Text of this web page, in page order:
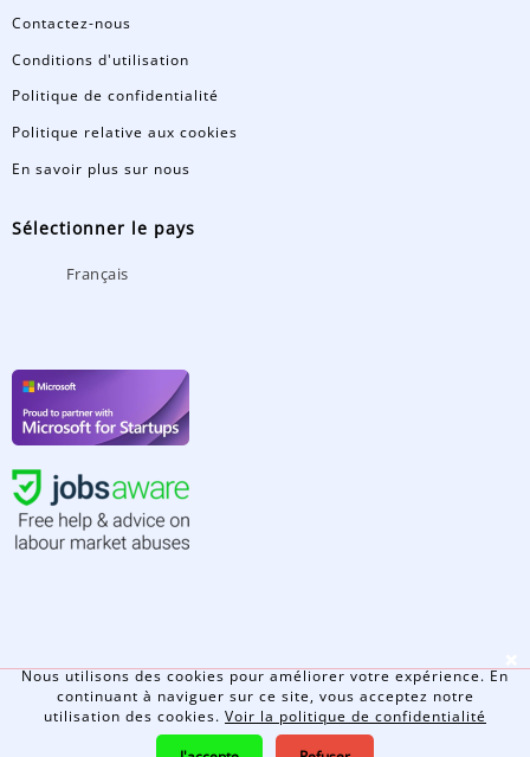
Nous utilisons des cookies pour améliorer votre expérience. En
continuant à naviguer sur ce site, vous acceptez notre
utilisation des cookies. Voir la politique de confidentialité
Contactez-nous
Conditions d'utilisation
Politique de confidentialité
Politique relative aux cookies
En savoir plus sur nous
Sélectionner le pays
Français
© 2026 - Jobsophy Tous droits réservés.